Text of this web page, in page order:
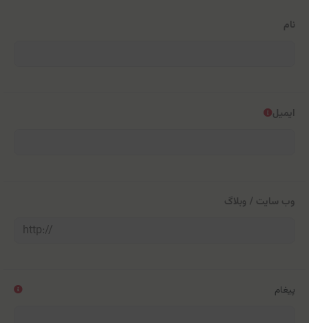
نام
ایمیل
وب سایت / وبلاگ
پیغام